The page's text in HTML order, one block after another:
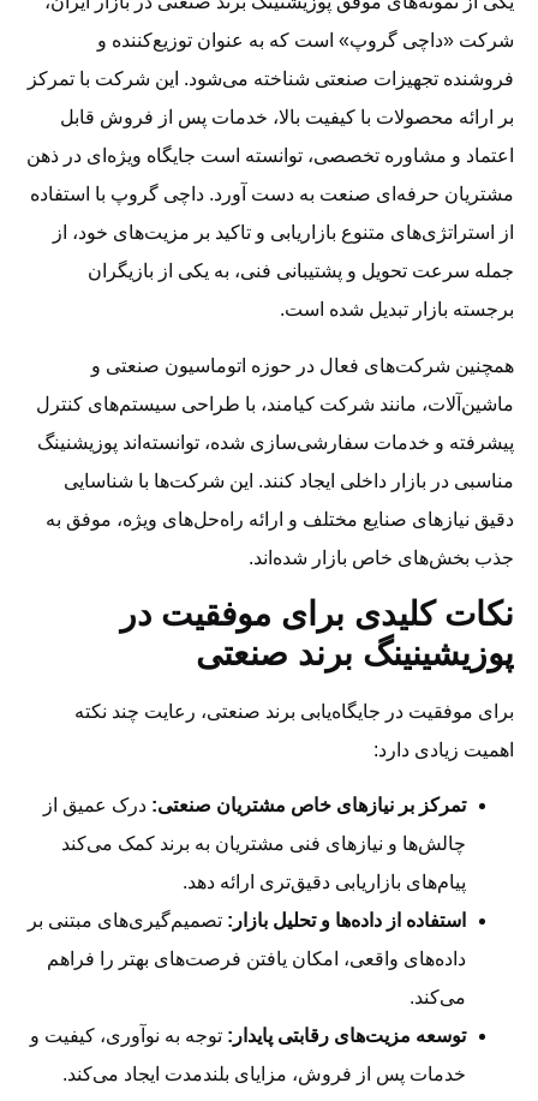
شرکت «داچی گروپ» است که به عنوان توزیع‌کننده و
فروشنده تجهیزات صنعتی شناخته می‌شود. این شرکت با تمرکز
بر ارائه محصولات با کیفیت بالا، خدمات پس از فروش قابل
اعتماد و مشاوره تخصصی، توانسته است جایگاه ویژه‌ای در ذهن
مشتریان حرفه‌ای صنعت به دست آورد. داچی گروپ با استفاده
از استراتژی‌های متنوع بازاریابی و تاکید بر مزیت‌های خود، از
جمله سرعت تحویل و پشتیبانی فنی، به یکی از بازیگران
برجسته بازار تبدیل شده است.
همچنین شرکت‌های فعال در حوزه اتوماسیون صنعتی و
ماشین‌آلات، مانند شرکت کیامند، با طراحی سیستم‌های کنترل
پیشرفته و خدمات سفارشی‌سازی شده، توانسته‌اند پوزیشنینگ
مناسبی در بازار داخلی ایجاد کنند. این شرکت‌ها با شناسایی
دقیق نیازهای صنایع مختلف و ارائه راه‌حل‌های ویژه، موفق به
جذب بخش‌های خاص بازار شده‌اند.
نکات کلیدی برای موفقیت در
پوزیشینینگ برند صنعتی
برای موفقیت در جایگاه‌یابی برند صنعتی، رعایت چند نکته
اهمیت زیادی دارد:
تمرکز بر نیازهای خاص مشتریان صنعتی: درک عمیق از
چالش‌ها و نیازهای فنی مشتریان به برند کمک می‌کند
پیام‌های بازاریابی دقیق‌تری ارائه دهد.
استفاده از داده‌ها و تحلیل بازار: تصمیم‌گیری‌های مبتنی بر
داده‌های واقعی، امکان یافتن فرصت‌های بهتر را فراهم
می‌کند.
توسعه مزیت‌های رقابتی پایدار: توجه به نوآوری، کیفیت و
خدمات پس از فروش، مزایای بلندمدت ایجاد می‌کند.